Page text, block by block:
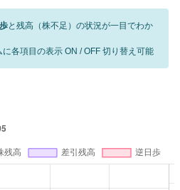
と残高（株不足）の状況が一目でわか
各項目の表示 ON / OFF 切り替え可能